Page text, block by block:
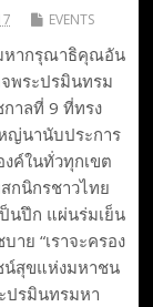
EVENTS
หากรุณาธิคุณอัน
พระปรมินทรม
าลที่ 9 ที่ทรง
ญ่นานับประการ
ค์ในทั่วทุกเขต
กนิกรชาวไทย
นปึก แผ่นร่มเย็น
าย “เราจะครอง
น์สุขแห่งมหาชน
ปรมินทรมหา